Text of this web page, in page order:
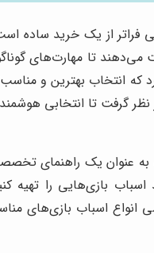
از یک خرید ساده
تا مهارت‌های
که انتخاب بهترین و
گرفت تا انتخابی
به عنوان یک راهنمای
بازی‌هایی را تهیه
انواع اسباب بازی‌های